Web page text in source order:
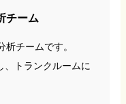
チーム
チームです。
、トランクルームに